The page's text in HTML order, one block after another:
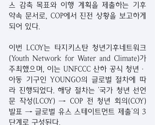
스 감축 목표와 이행 계획을 제출하는 기후
약속 문서로, COP에서 진전 상황을 보고하게
되어 있다.
이번 LCOY는 타지키스탄 청년기후네트워크
(Youth Network for Water and Climate)가
주최했으며, 이는 UNFCCC 산하 공식 청년·
아동 기구인 YOUNGO의 글로벌 절차에 따
라 진행되었다. 해당 절차는 ‘국가 청년 선언
문 작성(LCOY) → COP 전 청년 회의(COY)
발표 → 글로벌 유스 스테이트먼트 제출’의 3
단계로 구성된다.